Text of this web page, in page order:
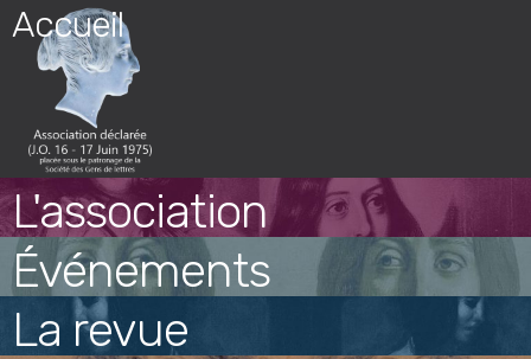
Skip
content
Accueil
L'association
Événements
La revue